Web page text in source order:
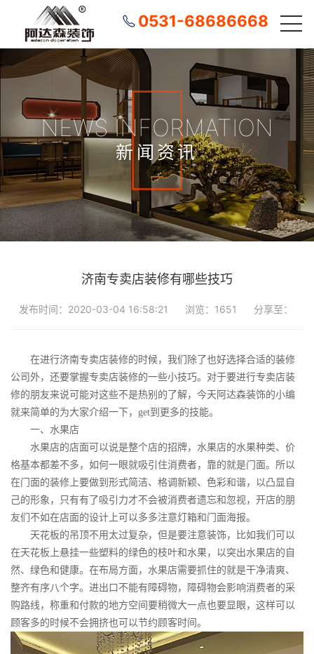
0531-68686668
NEWS INFORMATION
新闻资讯
济南专卖店装修有哪些技巧
发布时间：2020-03-04 16:58:21 浏览：1651 分享至：
在进行济南专卖店装修的时候，我们除了也好选择合适的装修
公司外，还要掌握专卖店装修的一些小技巧。对于要进行专卖店装
修的朋友来说可能对这些不是热别的了解，今天阿达森装饰的小编
就来简单的为大家介绍一下，get到更多的技能。
一、水果店
水果店的店面可以说是整个店的招牌，水果店的水果种类、价
格基本都差不多，如何一眼就吸引住消费者，靠的就是门面。所以
在门面的装修上要做到形式简洁、格调新颖、色彩和谐，以凸显自
己的形象，只有有了吸引力才不会被消费者遗忘和忽视，开店的朋
友们不如在店面的设计上可以多多注意灯箱和门面海报。
天花板的吊顶不用太过复杂，但是要注意装饰，比如我们可以
在天花板上悬挂一些塑料的绿色的枝叶和水果，以突出水果店的自
然、绿色和健康。在布局方面，水果店需要抓住的就是干净清爽、
整齐有序八个字。进出口不能有障碍物，障碍物会影响消费者的采
购路线，称重和付款的地方空间要稍微大一点也要显眼，这样可以
顾客多的时候不会拥挤也可以节约顾客时间。